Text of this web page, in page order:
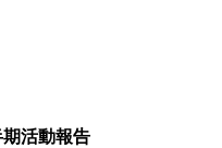
期活動報告